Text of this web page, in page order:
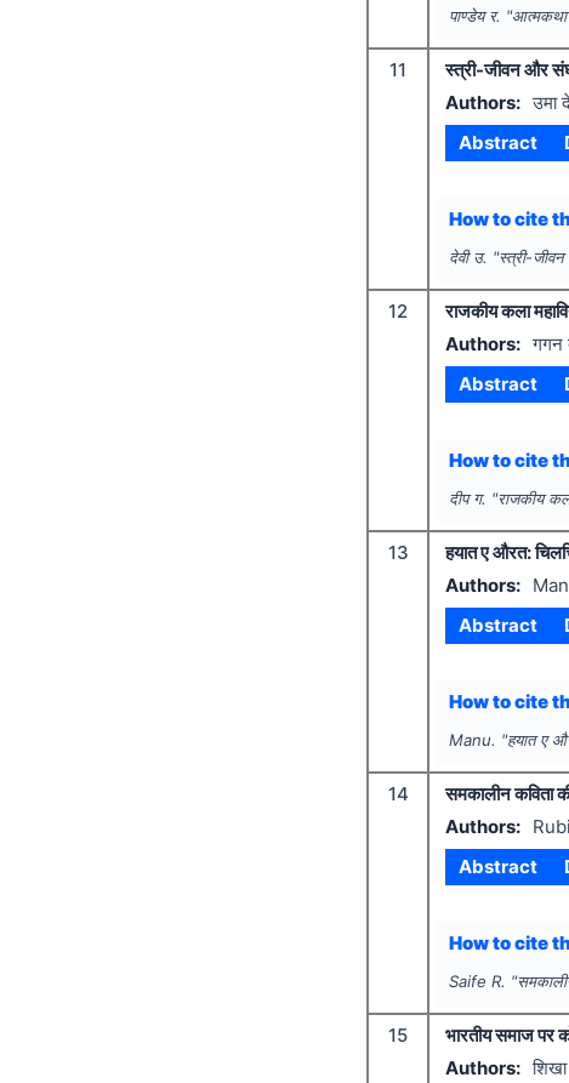
पाण्डेय र. "आत्मकथा
11
स्त्री-जीवन और
Authors: उमा
Abstract
How to cite
देवी उ. "स्त्री-
12
राजकीय कला
Authors: गगन
Abstract
How to cite
दीप ग. "राजकीय
13
हयात ए औरत:
Authors:
Abstract
How to cite
Manu. "हयात ए
14
समकालीन कविता
Authors:
Abstract
How to cite
Saife R. "
15
भारतीय समाज पर
Authors: शिखा